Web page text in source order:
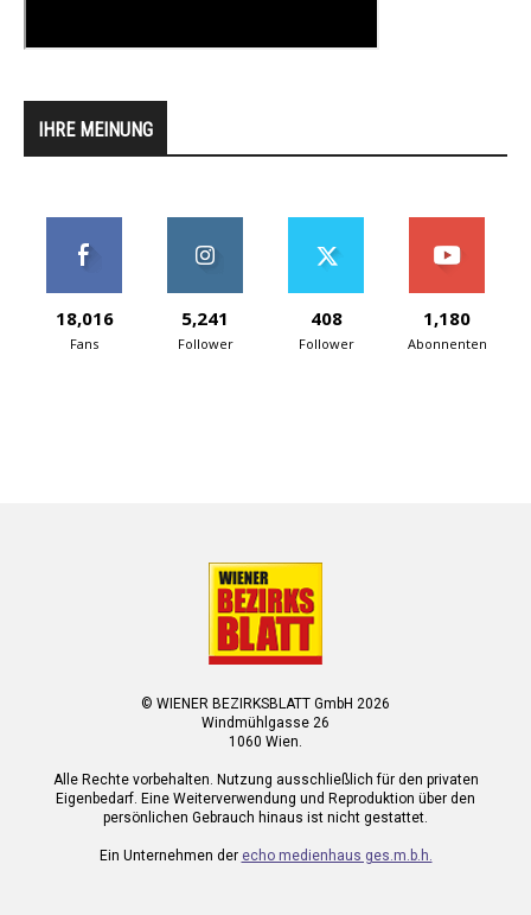
IHRE MEINUNG
18,016
Fans
5,241
Follower
408
Follower
1,180
Abonnenten
© WIENER BEZIRKSBLATT GmbH 2026
Windmühlgasse 26
1060 Wien.
Alle Rechte vorbehalten. Nutzung ausschließlich für den privaten
Eigenbedarf. Eine Weiterverwendung und Reproduktion über den
persönlichen Gebrauch hinaus ist nicht gestattet.
Ein Unternehmen der echo medienhaus ges.m.b.h.